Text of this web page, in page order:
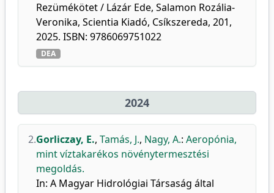
Rezümékötet / Lázár Ede, Salamon Rozália-
Veronika, Scientia Kiadó, Csíkszereda, 201,
2025. ISBN: 9786069751022
DEA
2024
2.Gorliczay, E., Tamás, J., Nagy, A.: Aeropónia,
mint víztakarékos növénytermesztési
megoldás.
In: A Magyar Hidrológiai Társaság által